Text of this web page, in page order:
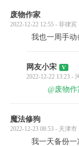
废物作家
2022-12-22 12:55 - 菲律宾
我也一周手动
网友小宋
2022-12-22 13:23 -
@废物作
魔法修狗
2022-12-23 08:53 - 天津市
我一天备份一